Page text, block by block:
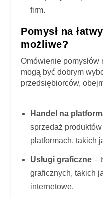
firm.
Pomysł na
możliwe?
Omówienie pomysłów
mogą być dobrym
przedsiębiorców,
Handel na
sprzedaż
platformach, takich
Usługi graficzne–
graficznych, takich
internetowe.